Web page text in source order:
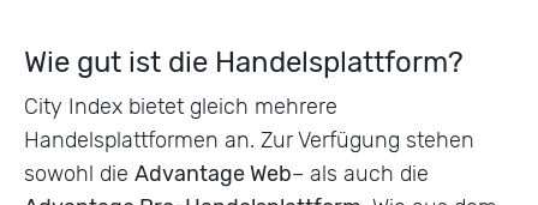
Wie gut ist die Handelsplattform?
City Index bietet gleich mehrere
Handelsplattformen an. Zur Verfügung stehen
sowohl die Advantage Web– als auch die